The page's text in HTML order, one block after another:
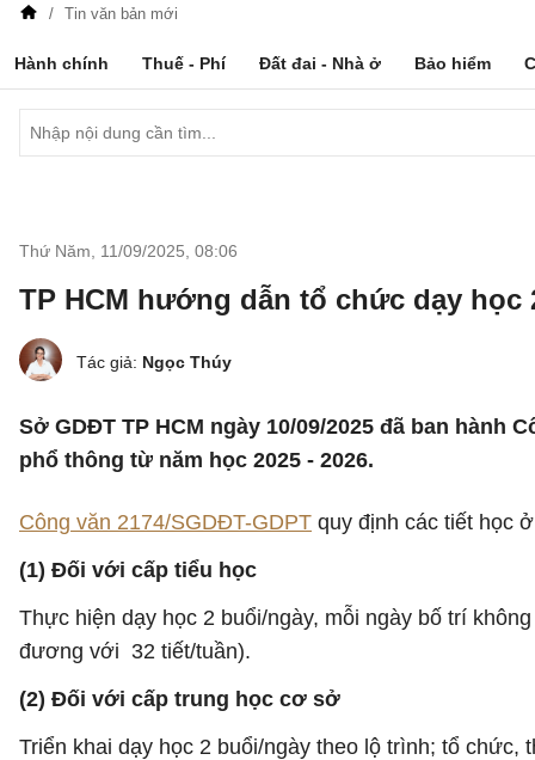
Tin văn bản mới
Hành chính Thuế - Phí Đất đai - Nhà ở Bảo hiểm
Thứ Năm, 11/09/2025 08:06
TP HCM hướng dẫn tổ chức dạy
Tác giả: Ngọc Thúy
Sở GDĐT TP HCM ngày 10/09/2025 đã ban hành
phổ thông từ năm học 2025 - 2026.
Công văn 2174/SGDĐT-GDPT quy định các tiết học
(1) Đối với cấp tiểu học
Thực hiện dạy học 2 buổi/ngày, mỗi ngày bố trí
đương với 32 tiết/tuần).
(2) Đối với cấp trung học cơ sở
Triển khai dạy học 2 buổi/ngày theo lộ trình; tổ